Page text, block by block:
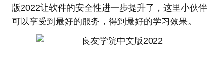
版2022让软件的安全性进一步提升了，这里小伙伴
可以享受到最好的服务，得到最好的学习效果。